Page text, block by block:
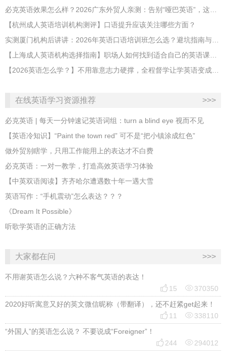
【杭州成人英语培训机构测评】口语提升应该关注哪些方面？
在线英语学习资源推荐 >>>
必克英语 | 每天一分钟速记英语词组：turn a blind eye 视而不见
​【英语冷知识】“Paint the town red” 可不是“把小镇涂成红色”
做外贸别瞎学，只用工作能用上的表达才不白费
必克英语：一对一教学，打造高效英语学习体验
【中英双语阅读】齐齐哈尔遭遇数十年一遇大雪
英语写作：“手机震动”怎么表达？？？
《Dream It Possible》
听歌学英语的正确方法
大家都在问 >>>
不用谢英语怎么说？六种不客气英语的表达！
 15 370350
2020好听寓意又好的英文微信昵称（带翻译），还不赶紧get起来！
 11 338110
“外国人”的英语怎么说？ 不要说成“Foreigner”！
 244 294012